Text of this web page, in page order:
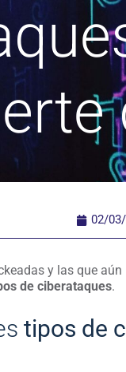
02/
y las que
de ciberataques.
tipos de